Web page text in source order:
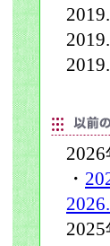
2026
・
2025